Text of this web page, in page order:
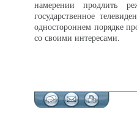
намерении продлить
государственное
одностороннем порядке
со своими интересами.